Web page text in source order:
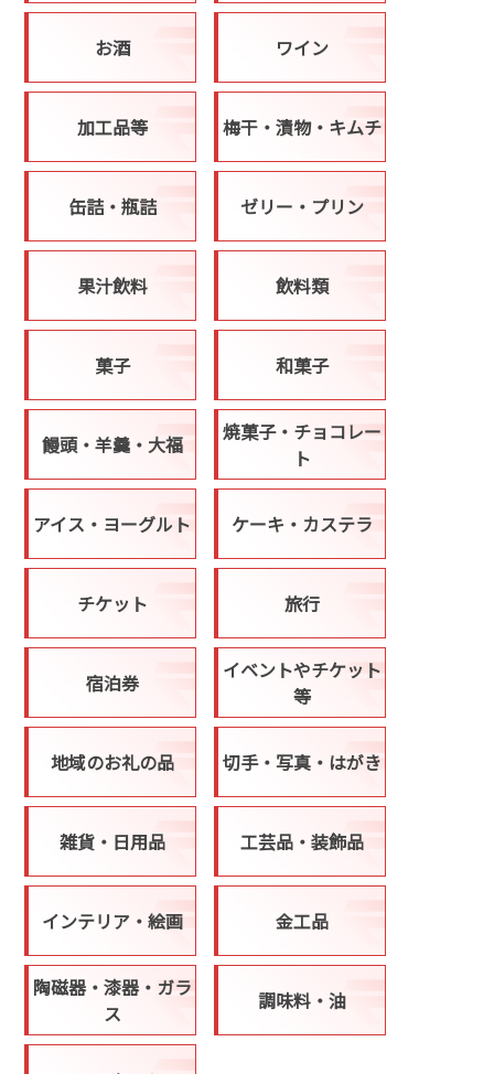
お酒 ワイン
加工品等 梅干・漬物・キムチ
缶詰・瓶詰 ゼリー・プリン
果汁飲料 飲料類
菓子 和菓子
饅頭・羊羹・大福
焼菓子・チョコレー
ト
アイス・ヨーグルト ケーキ・カステラ
チケット 旅行
宿泊券
イベントやチケット
等
地域のお礼の品 切手・写真・はがき
雑貨・日用品 工芸品・装飾品
インテリア・絵画 金工品
陶磁器・漆器・ガラ
ス
調味料・油